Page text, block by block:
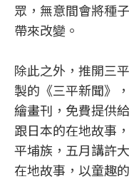
眾，無意間會將種
帶來改變。
除此之外，推開三
製的《三平新聞》
繪畫刊，免費提供
跟日本的在地故事
平埔族，五月講許
在地故事，以童趣